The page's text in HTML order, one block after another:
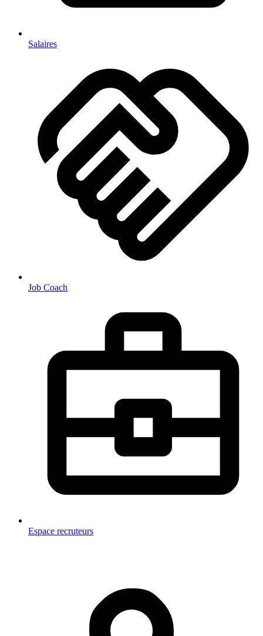
Salaires
Job Coach
Espace recruteurs